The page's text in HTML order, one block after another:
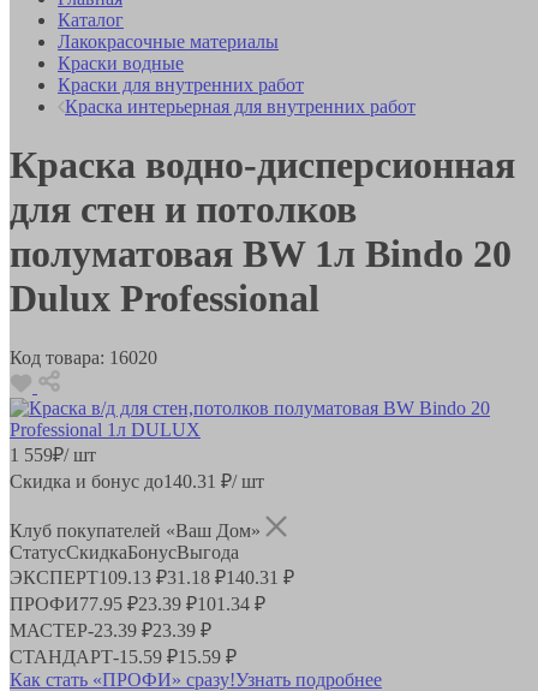
Каталог
Лакокрасочные материалы
Краски водные
Краски для внутренних работ
Краска интерьерная для внутренних работ
Краска водно-дисперсионная
для стен и потолков
полуматовая BW 1л Bindo 20
Dulux Professional
Код товара: 16020
1 559₽/ шт
Скидка и бонус до140.31 ₽/ шт
Клуб покупателей «Ваш Дом»
СтатусСкидкаБонусВыгода
ЭКСПЕРТ109.13 ₽31.18 ₽140.31 ₽
ПРОФИ77.95 ₽23.39 ₽101.34 ₽
МАСТЕР-23.39 ₽23.39 ₽
СТАНДАРТ-15.59 ₽15.59 ₽
Как стать «ПРОФИ» сразу!Узнать подробнее